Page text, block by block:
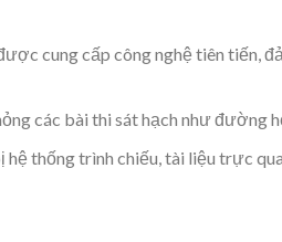
cung cấp công nghệ tiên tiến,
các bài thi sát hạch như đường
thống trình chiếu, tài liệu trực